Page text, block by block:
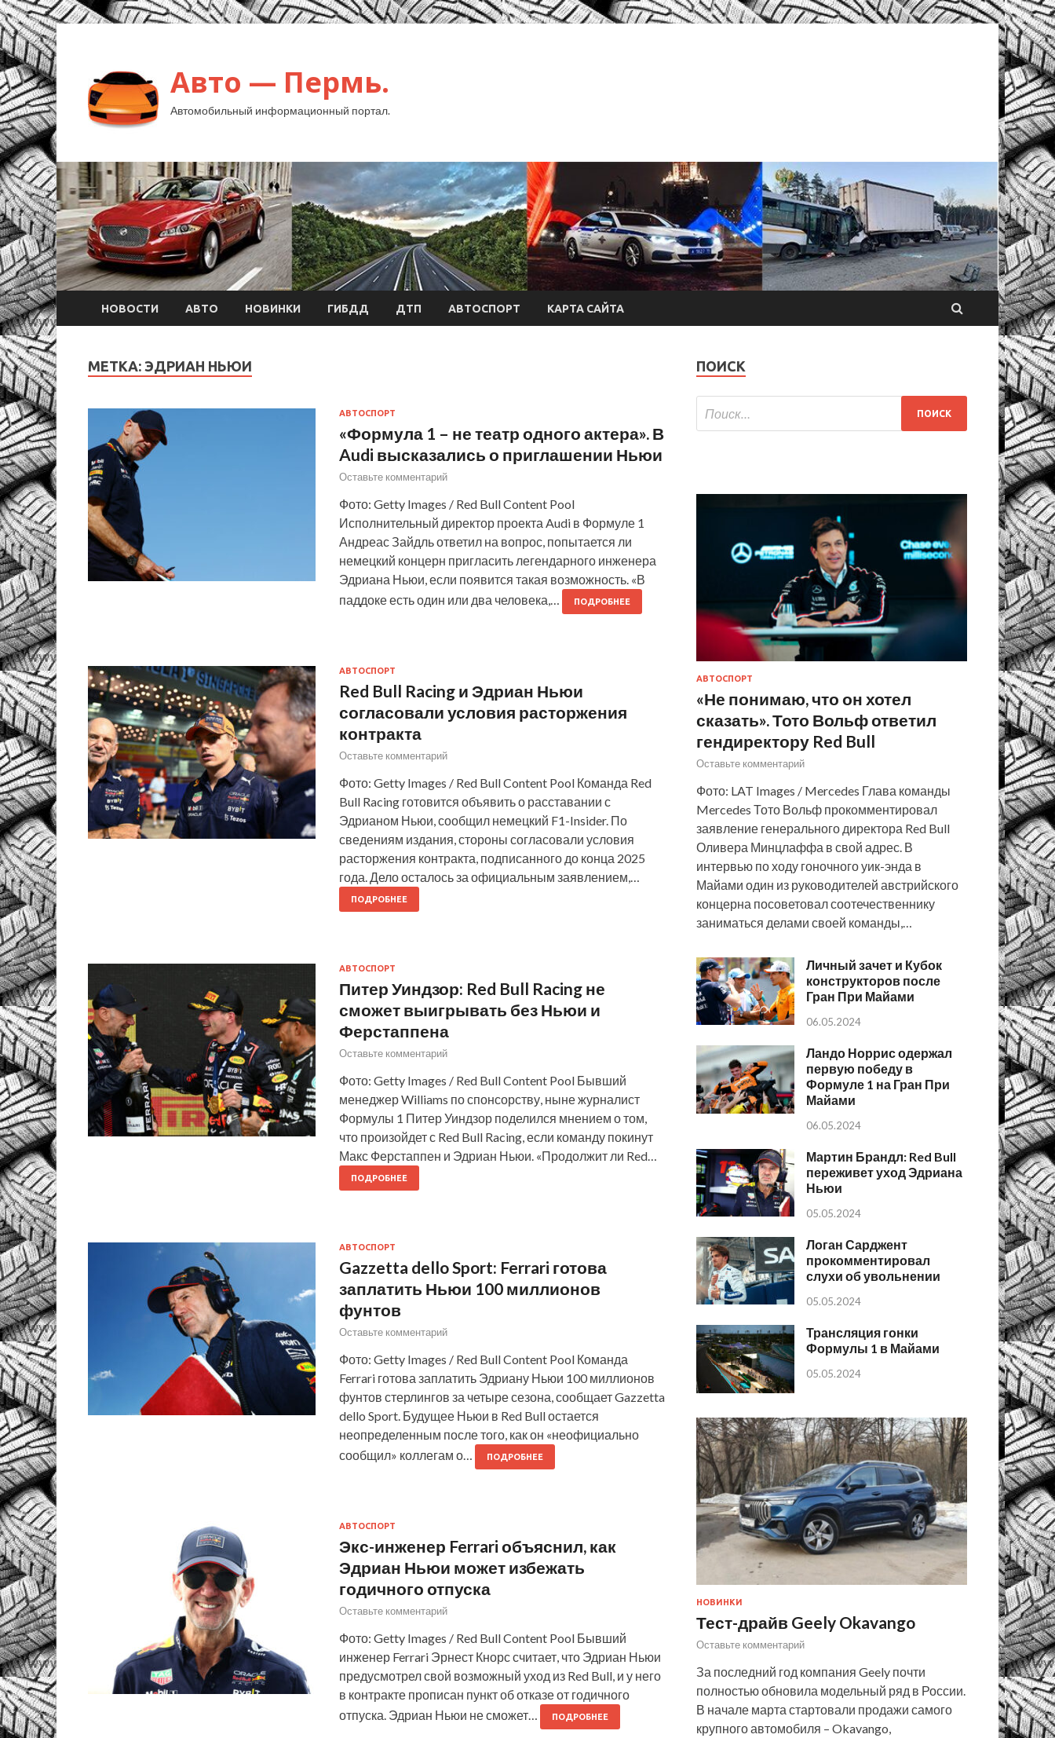
Авто — Пермь.
Автомобильный информационный портал.
НОВОСТИ АВТО НОВИНКИ ГИБДД ДТП АВТОСПОРТ КАРТА САЙТА
МЕТКА: ЭДРИАН НЬЮИ
АВТОСПОРТ
«Формула 1 – не театр одного актера». В
Audi высказались о приглашении Ньюи
Оставьте комментарий
Фото: Getty Images / Red Bull Content Pool
Исполнительный директор проекта Audi в Формуле 1
Андреас Зайдль ответил на вопрос, попытается ли
немецкий концерн пригласить легендарного инженера
Эдриана Ньюи, если появится такая возможность. «В
паддоке есть один или два человека,…
ПОДРОБНЕЕ
АВТОСПОРТ
Red Bull Racing и Эдриан Ньюи
согласовали условия расторжения
контракта
Оставьте комментарий
Фото: Getty Images / Red Bull Content Pool Команда Red
Bull Racing готовится объявить о расставании с
Эдрианом Ньюи, сообщил немецкий F1-Insider. По
сведениям издания, стороны согласовали условия
расторжения контракта, подписанного до конца 2025
года. Дело осталось за официальным заявлением,…
ПОДРОБНЕЕ
АВТОСПОРТ
Питер Уиндзор: Red Bull Racing не
сможет выигрывать без Ньюи и
Ферстаппена
Оставьте комментарий
Фото: Getty Images / Red Bull Content Pool Бывший
менеджер Williams по спонсорству, ныне журналист
Формулы 1 Питер Уиндзор поделился мнением о том,
что произойдет с Red Bull Racing, если команду покинут
Макс Ферстаппен и Эдриан Ньюи. «Продолжит ли Red…
ПОДРОБНЕЕ
АВТОСПОРТ
Gazzetta dello Sport: Ferrari готова
заплатить Ньюи 100 миллионов
фунтов
Оставьте комментарий
Фото: Getty Images / Red Bull Content Pool Команда
Ferrari готова заплатить Эдриану Ньюи 100 миллионов
фунтов стерлингов за четыре сезона, сообщает Gazzetta
dello Sport. Будущее Ньюи в Red Bull остается
неопределенным после того, как он «неофициально
сообщил» коллегам о…
ПОДРОБНЕЕ
АВТОСПОРТ
Экс-инженер Ferrari объяснил, как
Эдриан Ньюи может избежать
годичного отпуска
Оставьте комментарий
Фото: Getty Images / Red Bull Content Pool Бывший
инженер Ferrari Эрнест Кнорс считает, что Эдриан Ньюи
предусмотрел свой возможный уход из Red Bull, и у него
в контракте прописан пункт об отказе от годичного
отпуска. Эдриан Ньюи не сможет…
ПОДРОБНЕЕ
ПОИСК
АВТОСПОРТ
«Не понимаю, что он хотел
сказать». Тото Вольф ответил
гендиректору Red Bull
Оставьте комментарий
Фото: LAT Images / Mercedes Глава команды
Mercedes Тото Вольф прокомментировал
заявление генерального директора Red Bull
Оливера Минцлаффа в свой адрес. В
интервью по ходу гоночного уик-энда в
Майами один из руководителей австрийского
концерна посоветовал соотечественнику
заниматься делами своей команды,…
Личный зачет и Кубок
конструкторов после
Гран При Майами
06.05.2024
Ландо Норрис одержал
первую победу в
Формуле 1 на Гран При
Майами
06.05.2024
Мартин Брандл: Red Bull
переживет уход Эдриана
Ньюи
05.05.2024
Логан Сарджент
прокомментировал
слухи об увольнении
05.05.2024
Трансляция гонки
Формулы 1 в Майами
05.05.2024
НОВИНКИ
Тест-драйв Geely Okavango
Оставьте комментарий
За последний год компания Geely почти
полностью обновила модельный ряд в России.
В начале марта стартовали продажи самого
крупного автомобиля – Okavango,